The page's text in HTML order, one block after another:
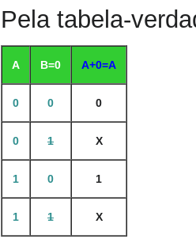
Pela tabela-
A B=0 A+0=A
0 0 0
0 1 X
1 0 1
1 1 X